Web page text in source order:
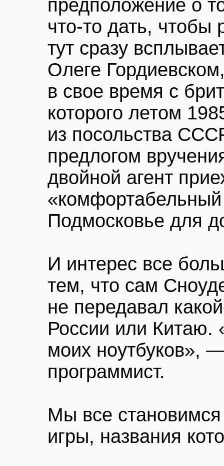
предположение о
что-то дать, чтобы
тут сразу
Олеге
в свое время с
которого летом
из посольства
предлогом
двойной агент
Подмосковье для
И интерес все
тем, что сам
не передавал
России или Китаю.
моих ноутбуков»,
программист.
Мы все
игры, названия